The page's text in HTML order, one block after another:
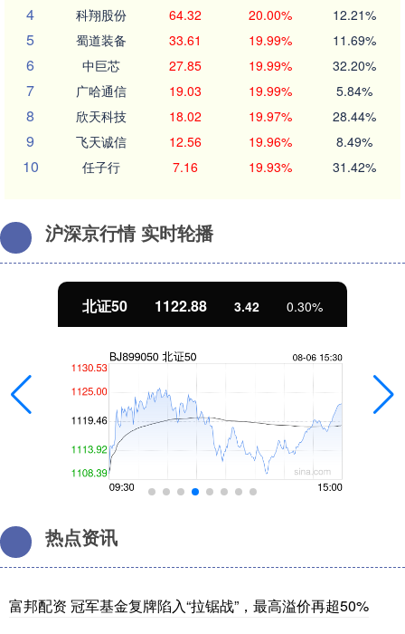
4 科翔股份 64.32 20.00% 12.21%
5 蜀道装备 33.61 19.99% 11.69%
6 中巨芯 27.85 19.99% 32.20%
7 广哈通信 19.03 19.99% 5.84%
8 欣天科技 18.02 19.97% 28.44%
9 飞天诚信 12.56 19.96% 8.49%
10 任子行 7.16 19.93% 31.42%
沪深京行情 实时轮播
北证50 1122.88 3.42 0.30%
热点资讯
富邦配资 冠军基金复牌陷入“拉锯战”，最高溢价再超50%